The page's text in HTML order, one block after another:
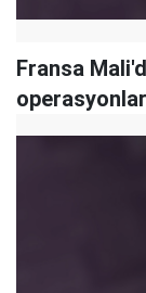
Fransa